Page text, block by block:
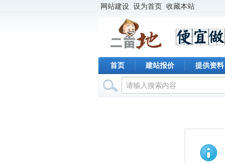
网站建设 设为首页 收藏本站
首页 建站报价 提供资料